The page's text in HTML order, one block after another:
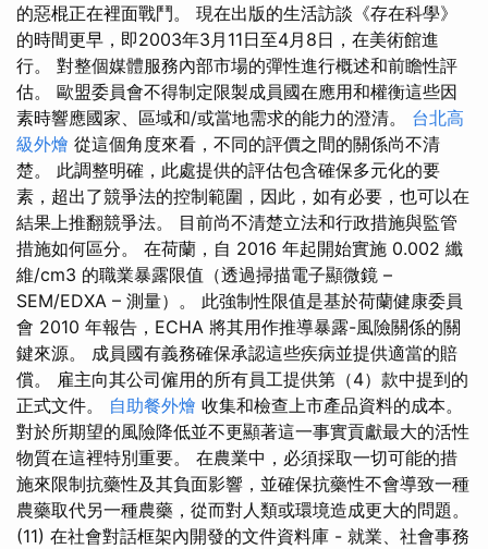
的惡棍正在裡面戰鬥。 現在出版的生活訪談《存在科學》
的時間更早，即2003年3月11日至4月8日，在美術館進
行。 對整個媒體服務內部市場的彈性進行概述和前瞻性評
估。 歐盟委員會不得制定限製成員國在應用和權衡這些因
素時響應國家、區域和/或當地需求的能力的澄清。 台北高
級外燴 從這個角度來看，不同的評價之間的關係尚不清
楚。 此調整明確，此處提供的評估包含確保多元化的要
素，超出了競爭法的控制範圍，因此，如有必要，也可以在
結果上推翻競爭法。 目前尚不清楚立法和行政措施與監管
措施如何區分。 在荷蘭，自 2016 年起開始實施 0.002 纖
維/cm3 的職業暴露限值（透過掃描電子顯微鏡 –
SEM/EDXA – 測量）。 此強制性限值是基於荷蘭健康委員
會 2010 年報告，ECHA 將其用作推導暴露-風險關係的關
鍵來源。 成員國有義務確保承認這些疾病並提供適當的賠
償。 雇主向其公司僱用的所有員工提供第（4）款中提到的
正式文件。 自助餐外燴 收集和檢查上市產品資料的成本。
對於所期望的風險降低並不更顯著這一事實貢獻最大的活性
物質在這裡特別重要。 在農業中，必須採取一切可能的措
施來限制抗藥性及其負面影響，並確保抗藥性不會導致一種
農藥取代另一種農藥，從而對人類或環境造成更大的問題。
(11) 在社會對話框架內開發的文件資料庫 - 就業、社會事務